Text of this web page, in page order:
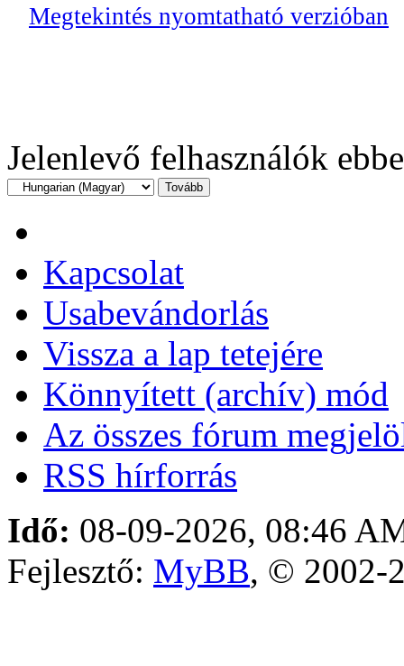
Megtekintés nyomtatható verzióban
Jelenlevő felhasználók
Kapcsolat
Usabevándorlás
Vissza a lap tetejére
Könnyített (archív) mód
Az összes fórum
RSS hírforrás
Idő: 08-09-2026, 08:46
Fejlesztő: MyBB, © 2002-